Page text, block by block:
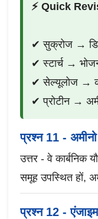
⚡ Quick
✔ सुक्रोज →
✔ स्टार्च →
✔ सेल्यूलोज →
✔ प्रोटीन →
प्रश्न 11 -
उत्तर - वे कार्बनिक
समूह उपस्थित हों,
प्रश्न 12 -